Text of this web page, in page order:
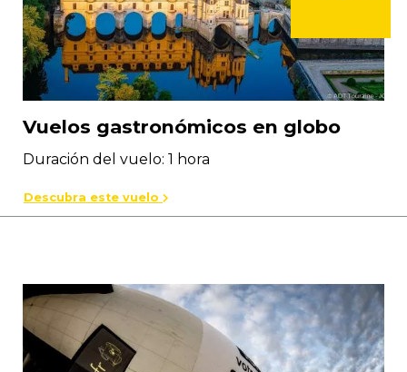
Vuelos gastronómicos en globo
Duración del vuelo: 1 hora
Descubra este vuelo